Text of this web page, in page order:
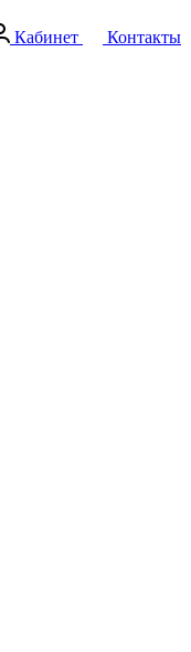
Кабинет
Контакты